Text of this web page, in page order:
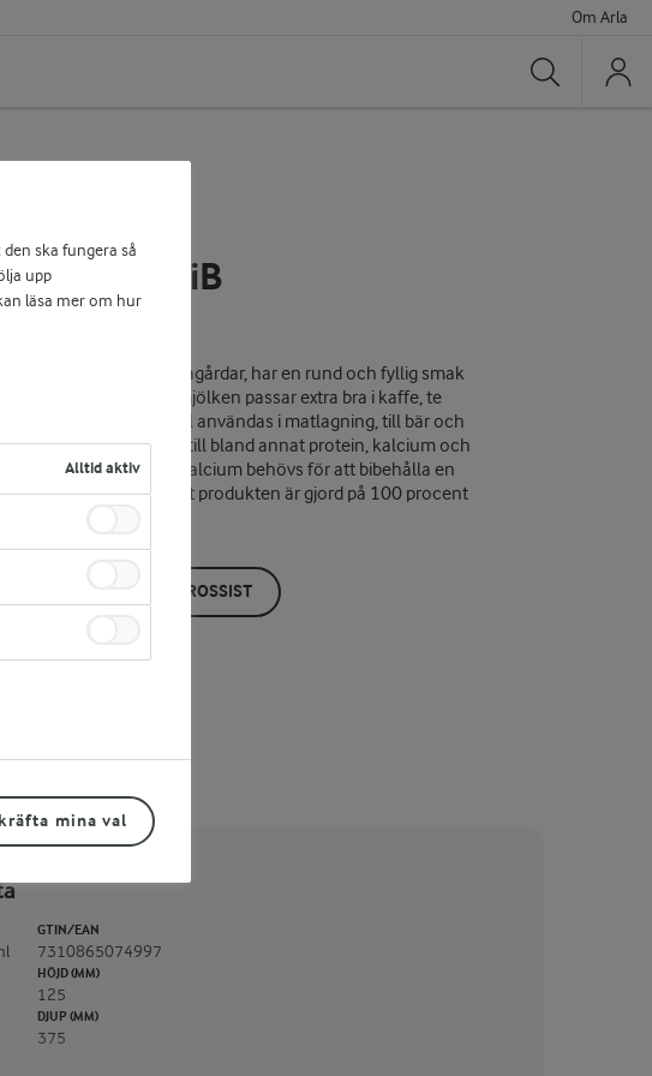
Om Arla
Sök
3.0% BiB
svensk mjölk från Arlagårdar, har en rund och fyllig smak
goda smaken gör att mjölken passar extra bra i kaffe, te
mjölk - kan med fördel användas i matlagning, till bär och
är en naturlig källa till bland annat protein, kalcium och
och kalcium behövs för att bibehålla en
Arla Ko® garanterar att produkten är gjord på 100 procent
KÖP HOS GROSSIST
GTIN/EAN
7310865074997
HÖJD (MM)
125
DJUP (MM)
375
ska fungera så
upp
läsa mer om hur
Alltid aktiv
mina val